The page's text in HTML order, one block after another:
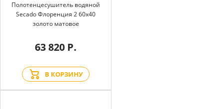
Полотенцесушитель водяной
Secado Флоренция 2 60x40
золото матовое
63 820 Р.
В КОРЗИНУ